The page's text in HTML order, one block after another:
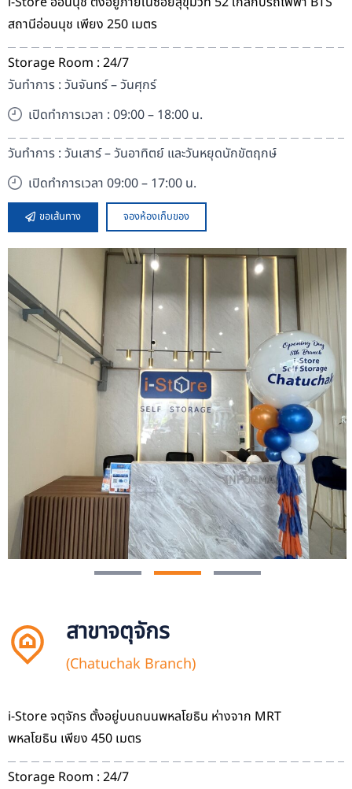
สถานีอ่อนนุช เพียง 250 เมตร
Storage Room : 24/7
วันทำการ : วันจันทร์ – วันศุกร์
เปิดทำการเวลา : 09:00 – 18:00 น.
วันทำการ : วันเสาร์ – วันอาทิตย์ และวันหยุดนักขัตฤกษ์
เปิดทำการเวลา 09:00 – 17:00 น.
ขอเส้นทาง จองห้องเก็บของ
สาขาจตุจักร
(Chatuchak Branch)
i-Store จตุจักร ตั้งอยู่บนถนนพหลโยธิน ห่างจาก MRT
พหลโยธิน เพียง 450 เมตร
Storage Room : 24/7